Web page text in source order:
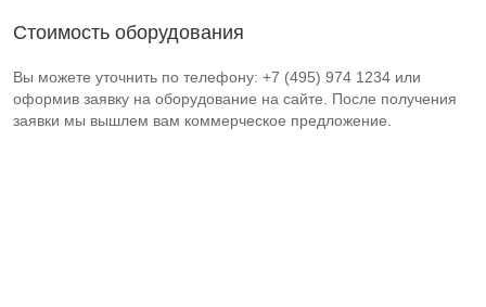
Стоимость оборудования
Вы можете уточнить по телефону: +7 (495) 974 1234 или
оформив заявку на оборудование на сайте. После получения
заявки мы вышлем вам коммерческое предложение.